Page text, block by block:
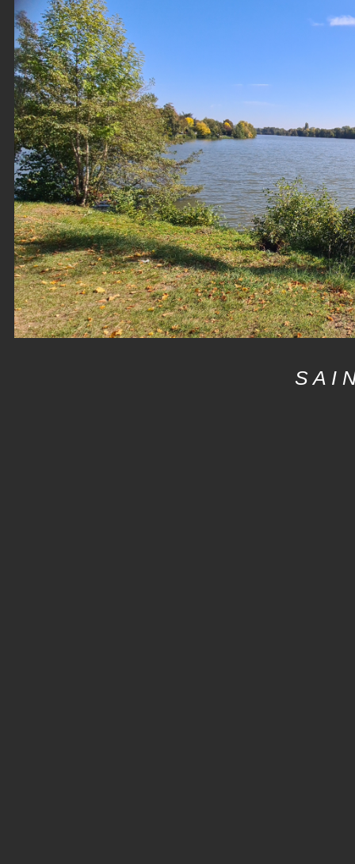
S A I